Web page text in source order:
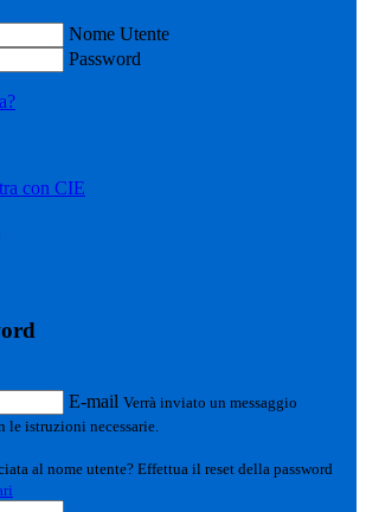
Nome Utente
Password
con CIE
E-mail Verrà inviato un messaggio
istruzioni necessarie.
al nome utente? Effettua il reset della password